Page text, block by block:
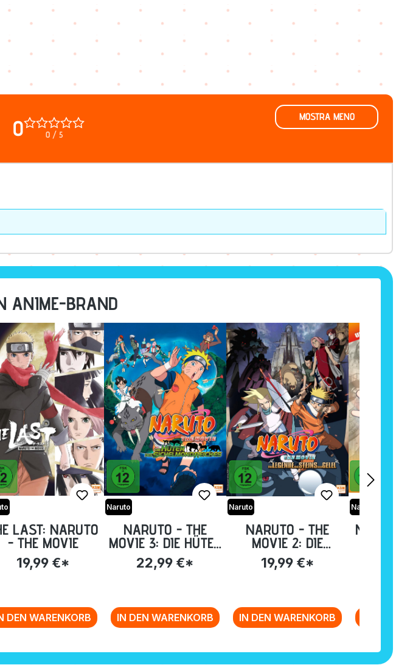
0 0 / 5
MOSTRA MENO
ANIME-BRAND
LAST: NARUTO
- THE MOVIE
19,99 €*
DEN WARENKORB
Naruto
NARUTO - THE
MOVIE 3: DIE HÜTER
DES
SICHELMONDREICHE
22,99 €*
IN DEN WARENKORB
Naruto
NARUTO - THE
MOVIE 2: DIE
LEGENDE DES
STEINS VON GELEL
19,99 €*
IN DEN WARENKORB
Naruto